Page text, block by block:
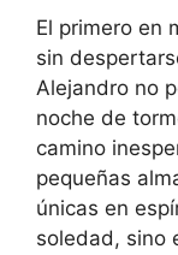
El primero en
sin
Alejandro no
noche de
camino
pequeñas
únicas en
soledad, sino